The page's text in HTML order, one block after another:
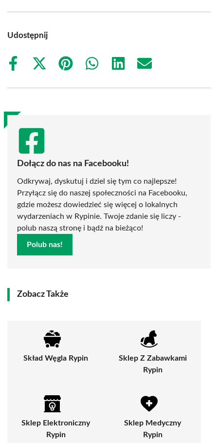
Udostępnij
Share
Share
(Twitter)
Share
Share
Share
Share
Dołącz do nas na Facebooku!
Odkrywaj, dyskutuj i dziel się tym co najlepsze!
Przyłącz się do naszej społeczności na Facebooku,
gdzie możesz dowiedzieć się więcej o lokalnych
wydarzeniach w Rypinie. Twoje zdanie się liczy -
polub naszą stronę i bądź na bieżąco!
Polub nas!
Zobacz Także
Skład Węgla Rypin
Sklep Z Zabawkami
Rypin
Sklep Elektroniczny
Rypin
Sklep Medyczny
Rypin